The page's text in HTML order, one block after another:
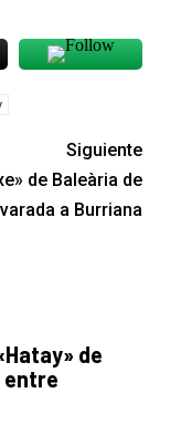
Siguiente
de Baleària de
varada a Burriana
de
entre